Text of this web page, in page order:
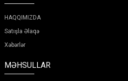
HAQQIMIZDA
Satışla Əlaqə
Xəbərlər
MƏHSULLAR